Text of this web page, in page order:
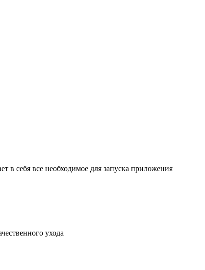
в себя все необходимое для запуска приложения
ухода